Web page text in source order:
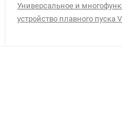
Универсальное и
устройство плавного пуска